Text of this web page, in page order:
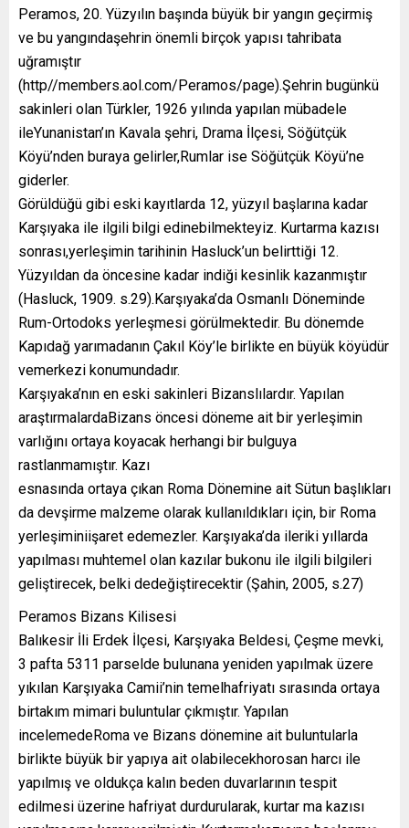
Peramos, 20. Yüzyılın başında büyük bir yangın geçirmiş
ve bu yangındaşehrin önemli birçok yapısı tahribata
uğramıştır
(http//members.aol.com/Peramos/page).Şehrin bugünkü
sakinleri olan Türkler, 1926 yılında yapılan mübadele
ileYunanistan’ın Kavala şehri, Drama İlçesi, Söğütçük
Köyü’nden buraya gelirler,Rumlar ise Söğütçük Köyü’ne
giderler.
Görüldüğü gibi eski kayıtlarda 12, yüzyıl başlarına kadar
Karşıyaka ile ilgili bilgi edinebilmekteyiz. Kurtarma kazısı
sonrası,yerleşimin tarihinin Hasluck’un belirttiği 12.
Yüzyıldan da öncesine kadar indiği kesinlik kazanmıştır
(Hasluck, 1909. s.29).Karşıyaka’da Osmanlı Döneminde
Rum-Ortodoks yerleşmesi görülmektedir. Bu dönemde
Kapıdağ yarımadanın Çakıl Köy’le birlikte en büyük köyüdür
vemerkezi konumundadır.
Karşıyaka’nın en eski sakinleri Bizanslılardır. Yapılan
araştırmalardaBizans öncesi döneme ait bir yerleşimin
varlığını ortaya koyacak herhangi bir bulguya
rastlanmamıştır. Kazı
esnasında ortaya çıkan Roma Dönemine ait Sütun başlıkları
da devşirme malzeme olarak kullanıldıkları için, bir Roma
yerleşiminiişaret edemezler. Karşıyaka’da ileriki yıllarda
yapılması muhtemel olan kazılar bukonu ile ilgili bilgileri
geliştirecek, belki dedeğiştirecektir (Şahin, 2005, s.27)
Peramos Bizans Kilisesi
Balıkesir İli Erdek İlçesi, Karşıyaka Beldesi, Çeşme mevki,
3 pafta 5311 parselde bulunana yeniden yapılmak üzere
yıkılan Karşıyaka Camii’nin temelhafriyatı sırasında ortaya
birtakım mimari buluntular çıkmıştır. Yapılan
incelemedeRoma ve Bizans dönemine ait buluntularla
birlikte büyük bir yapıya ait olabilecekhorosan harcı ile
yapılmış ve oldukça kalın beden duvarlarının tespit
edilmesi üzerine hafriyat durdurularak, kurtar ma kazısı